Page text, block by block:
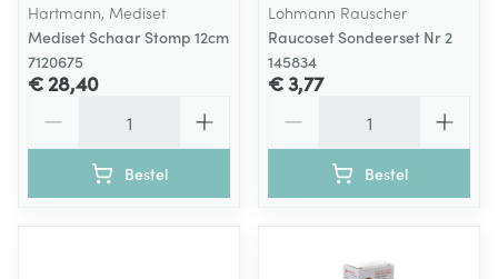
Hartmann, Mediset
Mediset Schaar Stomp 12cm
7120675
€ 28,40
Bestel
Lohmann Rauscher
Raucoset Sondeerset Nr 2
145834
€ 3,77
Bestel